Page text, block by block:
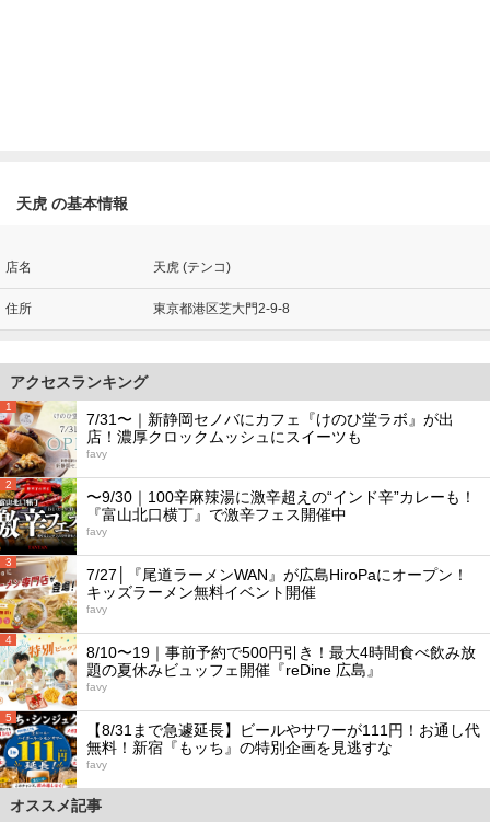
天虎 の基本情報
店名 天虎 (テンコ)
住所 東京都港区芝大門2-9-8
アクセスランキング
1
7/31〜｜新静岡セノバにカフェ『けのひ堂ラボ』が出
店！濃厚クロックムッシュにスイーツも
favy
2
〜9/30｜100辛麻辣湯に激辛超えの“インド辛”カレーも！
『富山北口横丁』で激辛フェス開催中
favy
3
7/27│『尾道ラーメンWAN』が広島HiroPaにオープン！
キッズラーメン無料イベント開催
favy
4
8/10〜19｜事前予約で500円引き！最大4時間食べ飲み放
題の夏休みビュッフェ開催『reDine 広島』
favy
5
【8/31まで急遽延長】ビールやサワーが111円！お通し代
無料！新宿『もッち』の特別企画を見逃すな
favy
オススメ記事